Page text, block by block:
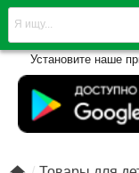
Установите наше